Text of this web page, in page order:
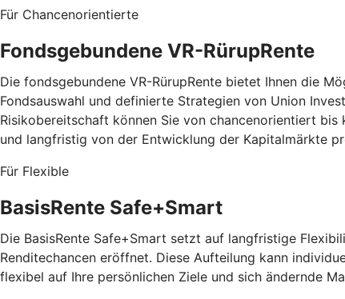
Für Chancenorientierte
Fondsgebundene VR-RürupRente
Die fondsgebundene VR-RürupRente bietet Ihnen die
Fondsauswahl und definierte Strategien von Union
Risikobereitschaft können Sie von chancenorientiert
und langfristig von der Entwicklung der Kapitalmärkte
Für Flexible
BasisRente Safe+Smart
Die BasisRente Safe+Smart setzt auf langfristige
Renditechancen eröffnet. Diese Aufteilung kann
flexibel auf Ihre persönlichen Ziele und sich ändernde